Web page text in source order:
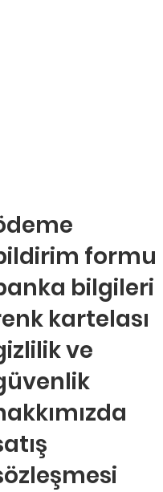
formu
bilgileri
kartelası
ve